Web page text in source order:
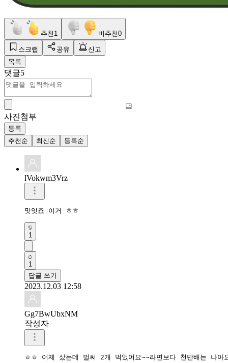
추천 1 비추천0
스크랩 공유
신고
목록
댓글5
사진첨부
등록
추천순
최신순 등록순
lVokwm3Vrz
맛잇죠 이거 ㅎㅎ
1
1
답글 쓰기
2023.12.03 12:58
Gg7BwUbxNM
작성자
ㅎㅎ 어제 샀는데 벌써 2개 먹었어요~~라면보다 천만배는 나